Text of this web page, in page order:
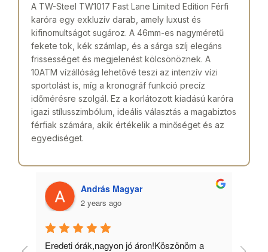
A TW-Steel TW1017 Fast Lane Limited Edition Férfi
karóra egy exkluzív darab, amely luxust és
kifinomultságot sugároz. A 46mm-es nagyméretű
fekete tok, kék számlap, és a sárga szíj elegáns
frissességet és megjelenést kölcsönöznek. A
10ATM vízállóság lehetővé teszi az intenzív vízi
sportolást is, míg a kronográf funkció precíz
időmérésre szolgál. Ez a korlátozott kiadású karóra
igazi stílusszimbólum, ideális választás a magabiztos
férfiak számára, akik értékelik a minőséget és az
egyediséget.
András Magyar
2 years ago
Eredeti órák,nagyon jó áron!Köszönöm a